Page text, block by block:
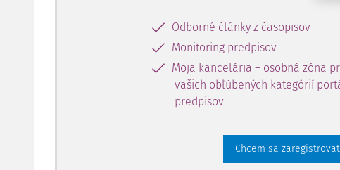
Odborné články z časopisov
Monitoring predpisov
Moja kancelária – osobná zóna
vašich obľúbených kategórií
predpisov
Chcem sa zaregistrovať